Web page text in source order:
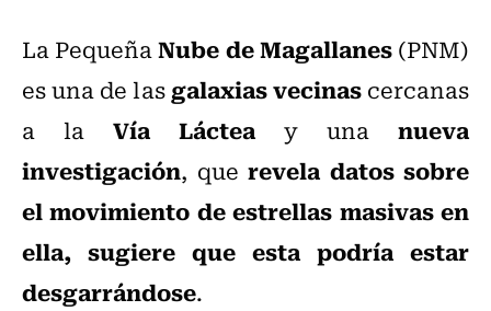
La PequeñaNube de Magallanes(PNM)
es una de lasgalaxias vecinascercanas
a la Vía Láctea y una nueva
investigación, que revela datos sobre
el movimiento de estrellas masivas en
ella, sugiere que esta podría estar
desgarrándose.